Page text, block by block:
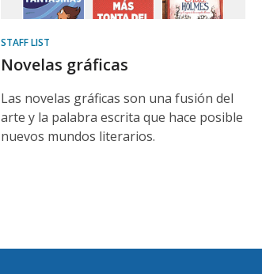
STAFF LIST
Novelas gráficas
Las novelas gráficas son una fusión del
arte y la palabra escrita que hace posible
nuevos mundos literarios.